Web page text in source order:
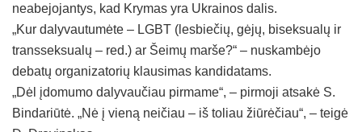
neabejojantys, kad Krymas yra Ukrainos dalis.
„Kur dalyvautumėte – LGBT (lesbiečių, gėjų, biseksualų ir
transseksualų – red.) ar Šeimų marše?“ – nuskambėjo
debatų organizatorių klausimas kandidatams.
„Dėl įdomumo dalyvaučiau pirmame“, – pirmoji atsakė S.
Bindariūtė. „Nė į vieną neičiau – iš toliau žiūrėčiau“, – teigė